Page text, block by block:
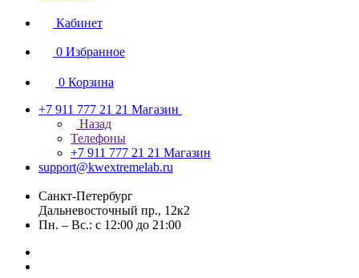
Кабинет
0 Избранное
0 Корзина
+7 911 777 21 21 Магазин
Назад
Телефоны
+7 911 777 21 21 Магазин
support@kwextremelab.ru
Санкт-Петербург
Дальневосточный пр., 12к2
Пн. – Вс.: с 12:00 до 21:00